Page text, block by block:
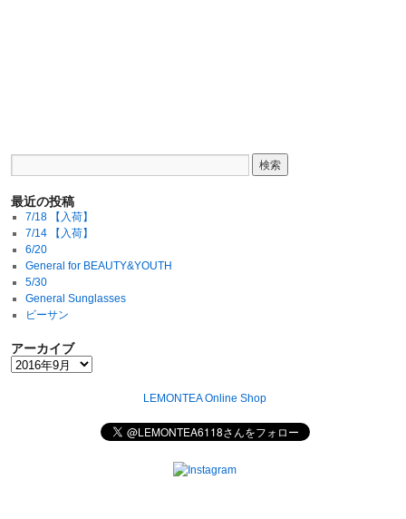
最近の投稿
7/18 【入荷】
7/14 【入荷】
6/20
General for BEAUTY&YOUTH
5/30
General Sunglasses
ビーサン
アーカイブ
LEMONTEA Online Shop